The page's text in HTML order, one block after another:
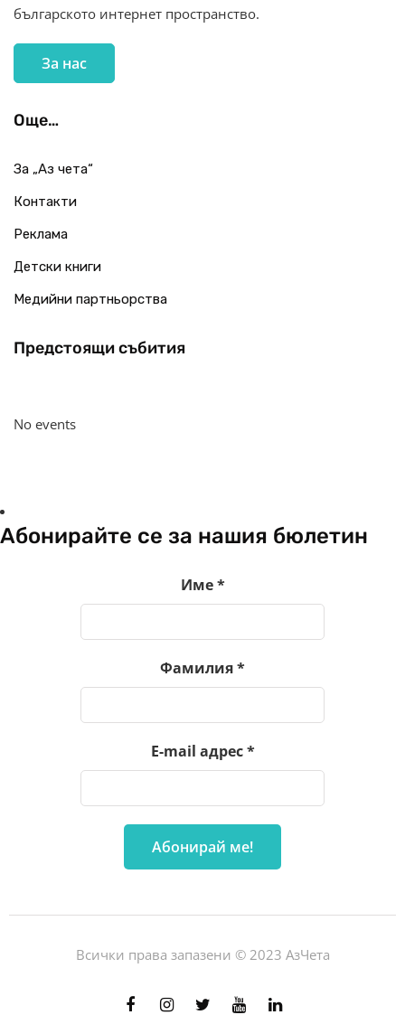
българското интернет пространство.
За нас
Още…
За „Аз чета“
Контакти
Реклама
Детски книги
Медийни партньорства
Предстоящи събития
No events
Абонирайте се за нашия бюлетин
Име*
Фамилия*
E-mail адрес*
Всички права запазени © 2023 АзЧета